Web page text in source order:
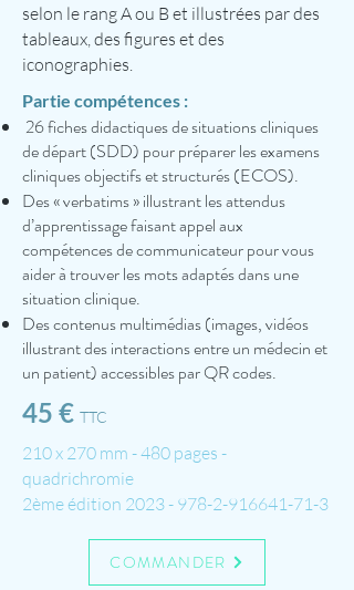
selon le rang A ou B et illustrées par des
tableaux, des figures et des
iconographies.
Partie compétences :
26 fiches didactiques de situations cliniques
de départ (SDD) pour préparer les examens
cliniques objectifs et structurés (ECOS).
Des « verbatims » illustrant les attendus
d’apprentissage faisant appel aux
compétences de communicateur pour vous
aider à trouver les mots adaptés dans une
situation clinique.
Des contenus multimédias (images, vidéos
illustrant des interactions entre un médecin et
un patient) accessibles par QR codes.
45 € TTC
210 x 270 mm - 480 pages -
quadrichromie
2ème édition 2023 - 978-2-916641-71-3
COMMANDER